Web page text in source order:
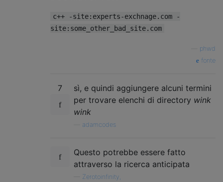
c++ -site:experts-exchnage.com -
site:some_other_bad_site.com
phwd
fonte
7
sì, e quindi aggiungere alcuni termini
per trovare elenchi di directory wink
wink
adamcodes
Questo potrebbe essere fatto
attraverso la ricerca anticipata
Zerotoinfinity,